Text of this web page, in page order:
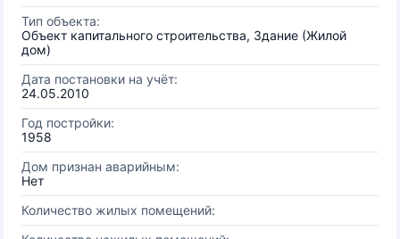
Тип объекта:
Объект капитального строительства, Здание (Жилой
дом)
Дата постановки на учёт:
24.05.2010
Год постройки:
1958
Дом признан аварийным:
Нет
Количество жилых помещений: